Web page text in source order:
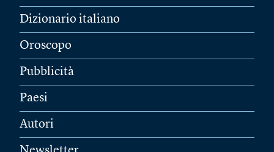
Dizionario italiano
Oroscopo
Pubblicità
Paesi
Autori